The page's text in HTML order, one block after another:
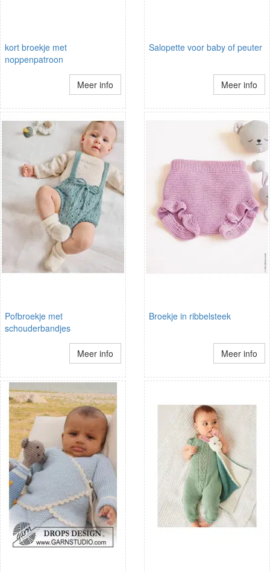
kort broekje met
noppenpatroon
Meer info
Salopette voor baby of peuter
Meer info
Pofbroekje met
schouderbandjes
Meer info
Broekje in ribbelsteek
Meer info